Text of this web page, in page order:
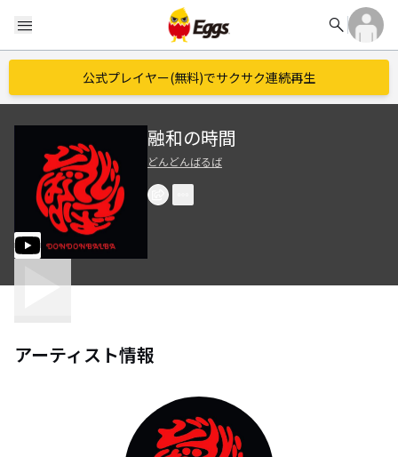
menu search
公式プレイヤー(無料)でサクサク連続再生
融和の時間
どんどんばるば
アーティスト情報